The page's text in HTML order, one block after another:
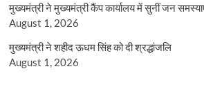
मुख्यमंत्री ने मुख्यमंत्री कैंप कार्यालय में सुनीं जन
August 1, 2026
मुख्यमंत्री ने शहीद ऊधम सिंह को दी श्रद्धांजलि
August 1, 2026